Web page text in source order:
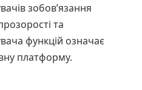
зобов’язання
та
функцій означає
платформу.